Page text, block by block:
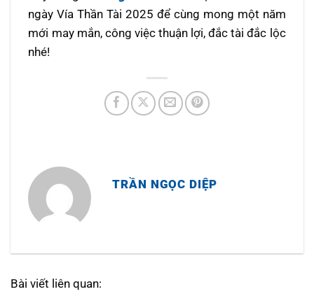
ngày Vía Thần Tài 2025 để cùng mong một năm
mới may mắn, công việc thuận lợi, đắc tài đắc lộc
nhé!
TRẦN NGỌC DIỆP
Bài viết liên quan: